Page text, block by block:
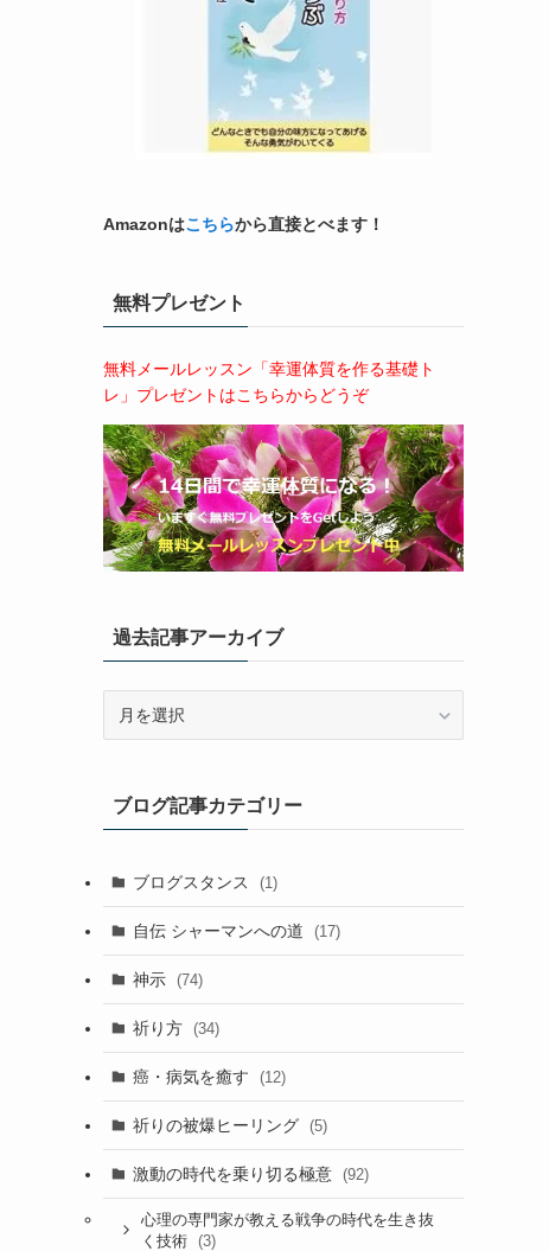
Amazonはこちらから直接とべます！
無料プレゼント
無料メールレッスン「幸運体質を作る基礎ト
レ」プレゼントはこちらからどうぞ
過去記事アーカイブ
ア
ー
イ
ブ
ブログ記事カテゴリー
ブログスタンス (1)
自伝 シャーマンへの道 (17)
神示 (74)
祈り方 (34)
癌・病気を癒す (12)
祈りの被爆ヒーリング (5)
激動の時代を乗り切る極意 (92)
心理の専門家が教える戦争の時代を生き抜
く技術
(3)